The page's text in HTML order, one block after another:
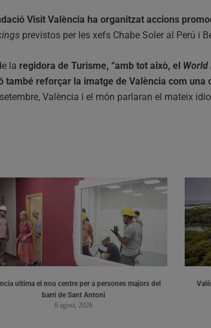
Visit València ha organitzat accions
previstos per les xefs Chabe Soler al Perú i
la regidora de Turisme, “amb tot això, el World
també reforçar la imatge de València com una
València i el món parlaran el mateix
ultima el nou centre per a persones majors del
barri de Sant Antoni
6 agost, 2026